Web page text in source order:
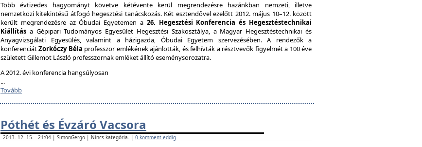
Több évtizedes hagyományt követve kétévente kerül megrendezésre hazánkban nemzeti, illetve
nemzetközi kitekintésű átfogó hegesztési tanácskozás. Két esztendővel ezelőtt 2012. május 10–12. között
került megrendezésre az Óbudai Egyetemen a 26. Hegesztési Konferencia és Hegesztéstechnikai
Kiállítás a Gépipari Tudományos Egyesület Hegesztési Szakosztálya, a Magyar Hegesztéstechnikai és
Anyagvizsgálati Egyesülés, valamint a házigazda, Óbudai Egyetem szervezésében. A rendezők a
konferenciátZorkóczy Béla professzor emlékének ajánlották, és felhívták a résztvevők figyelmét a 100 éve
született Gillemot László professzornak emléket állító eseménysorozatra.
A 2012. évi konferencia hangsúlyosan
...
Tovább
Póthét és Évzáró Vacsora
2013. 12. 15. - 21:04 | SimonGergo | Nincs kategória. | 0 komment eddig